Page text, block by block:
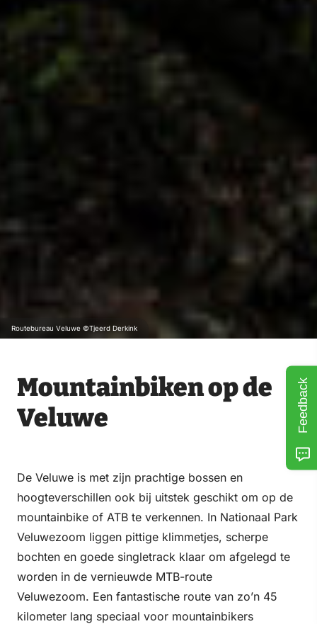
Routebureau Veluwe ©Tjeerd Derkink
Mountainbiken op de
Veluwe
De Veluwe is met zijn prachtige bossen en
hoogteverschillen ook bij uitstek geschikt om op de
mountainbike of ATB te verkennen. In Nationaal Park
Veluwezoom liggen pittige klimmetjes, scherpe
bochten en goede singletrack klaar om afgelegd te
worden in de vernieuwde MTB-route
Veluwezoom. Een fantastische route van zo’n 45
kilometer lang speciaal voor mountainbikers
Feedback